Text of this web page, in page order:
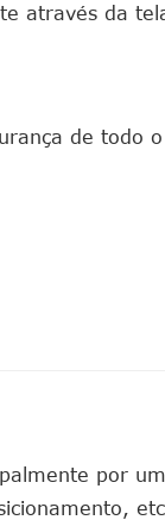
através da
de todo o
por